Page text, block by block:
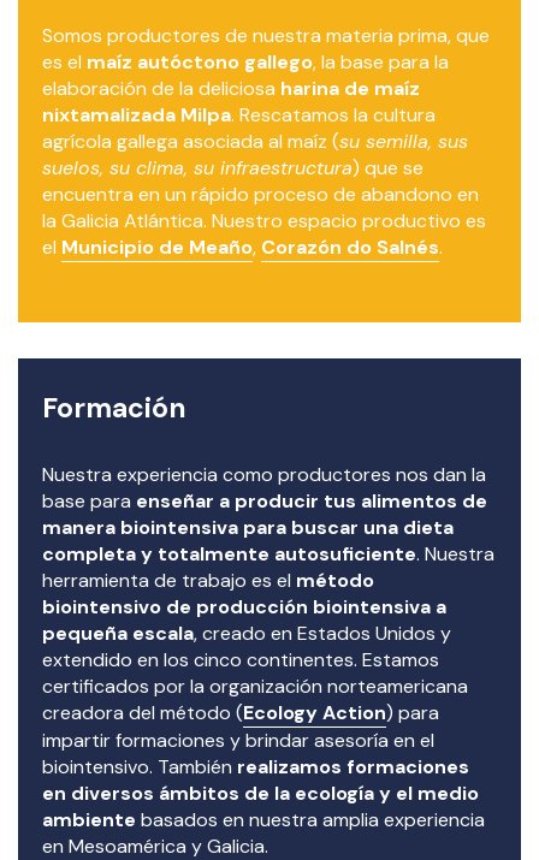
RECETAS
COMUNIDAD
BIOINTENSIVA
NOTICIAS
Somos productores de nuestra materia prima, que
es el maíz autóctono gallego, la base para la
elaboración de la deliciosa harina de maíz
nixtamalizada Milpa. Rescatamos la cultura
agrícola gallega asociada al maíz (su semilla, sus
suelos, su clima, su infraestructura) que se
encuentra en un rápido proceso de abandono en
la Galicia Atlántica. Nuestro espacio productivo es
el Municipio de Meaño, Corazón do Salnés.
Formación
Nuestra experiencia como productores nos dan la
base para enseñar a producir tus alimentos de
manera biointensiva para buscar una dieta
completa y totalmente autosuficiente. Nuestra
herramienta de trabajo es el método
biointensivo de producción biointensiva a
pequeña escala, creado en Estados Unidos y
extendido en los cinco continentes. Estamos
certificados por la organización norteamericana
creadora del método (Ecology Action) para
impartir formaciones y brindar asesoría en el
biointensivo. También realizamos formaciones
en diversos ámbitos de la ecología y el medio
ambiente basados en nuestra amplia experiencia
en Mesoamérica y Galicia.